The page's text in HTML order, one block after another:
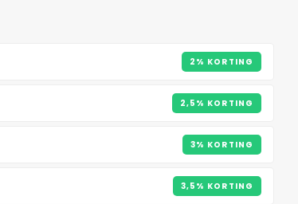
2% KORTING
2,5% KORTING
3% KORTING
3,5% KORTING